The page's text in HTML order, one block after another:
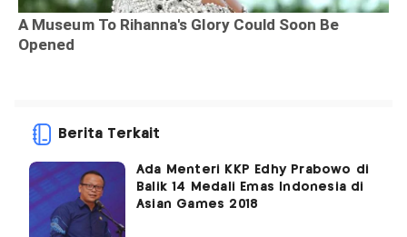
Berita Terkait
Ada Menteri KKP Edhy Prabowo di
Balik 14 Medali Emas Indonesia di
Asian Games 2018